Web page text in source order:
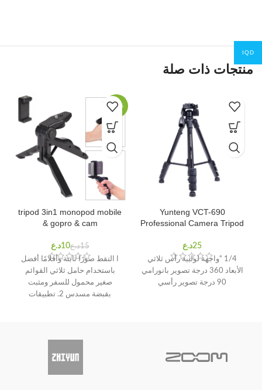
منتجات ذات صلة
Yunteng VCT-690
Professional Camera Tripod
1/4 “واجهة لولبية رأس ثلاثي
الأبعاد 360 درجة تصوير بانورامي
90 درجة تصوير رأسي
-33%
tripod 3in1 monopod mobile
& gopro & cam
د.ع د.ع
ا التقط صورًا ثابتة وأفلامًا أفضل
باستخدام حامل ثلاثي القوائم
صغير محمول للسفر ومثبت
بقبضة مسدس 2. تطبيقات
IQD